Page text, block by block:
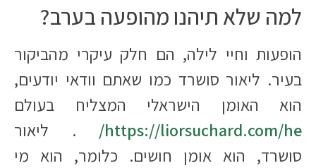
למה שלא תיהנו מהופעה בערב?
הופעות וחיי לילה, הם חלק עיקרי מהביקור
בעיר. ליאור סושרד כמו שאתם וודאי יודעים,
הוא האומן הישראלי המצליח בעולם
https://liorsuchard.com/he/
. ליאור
סושרד, הוא אומן חושים. כלומר, הוא מי